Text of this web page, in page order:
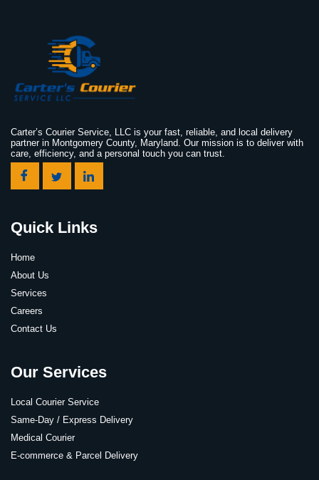
Carter’s Courier Service, LLC is your fast, reliable, and local delivery
partner in Montgomery County, Maryland. Our mission is to deliver with
care, efficiency, and a personal touch you can trust.
Quick Links
Home
About Us
Services
Careers
Contact Us
Our Services
Local Courier Service
Same-Day / Express Delivery
Medical Courier
E-commerce & Parcel Delivery